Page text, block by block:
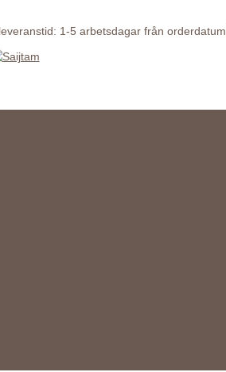
1-5 arbetsdagar från orderdatum